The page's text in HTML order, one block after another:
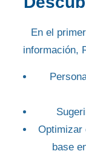
En el
información,
Optimizar
base